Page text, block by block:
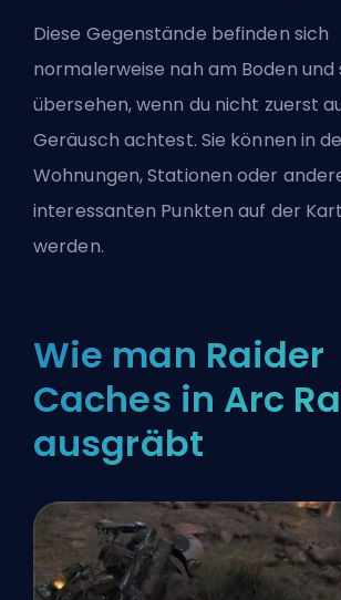
Diese Gegenstände befinden sich
normalerweise nah am Boden und
übersehen, wenn du nicht zuerst
Geräusch achtest. Sie können in
Wohnungen, Stationen oder
interessanten Punkten auf der
werden.
Wie man Raider
Caches in Arc
ausgräbt